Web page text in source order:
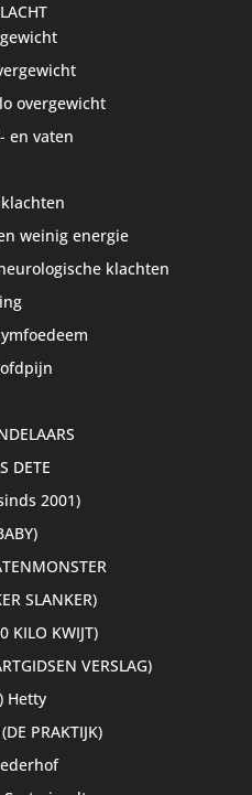
overgewicht
en vaten
weinig energie
klachten
DETE
2001)
SLANKER)
KILO KWIJT)
VERSLAG)
Hetty
PRAKTIJK)